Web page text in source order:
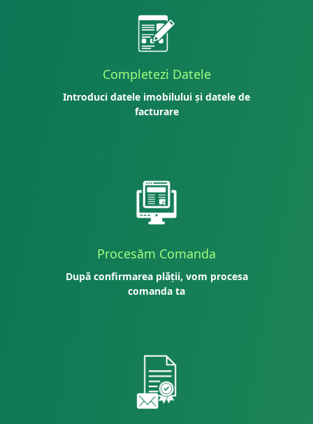
Completezi Datele
Introduci datele imobilului și datele de
facturare
Procesăm Comanda
După confirmarea plății, vom procesa
comanda ta